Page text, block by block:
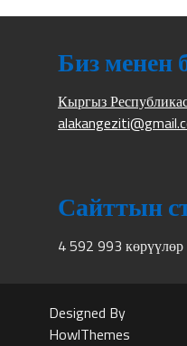
Биз
Кыргыз
Сайттын
4 592 993 көрүүлөр
Designed By
HowlThemes